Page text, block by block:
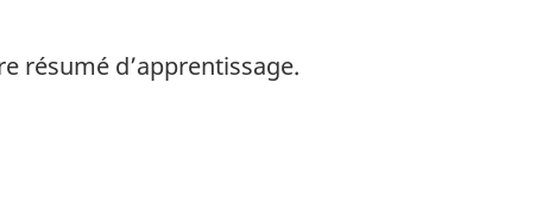
résumé d’apprentissage.